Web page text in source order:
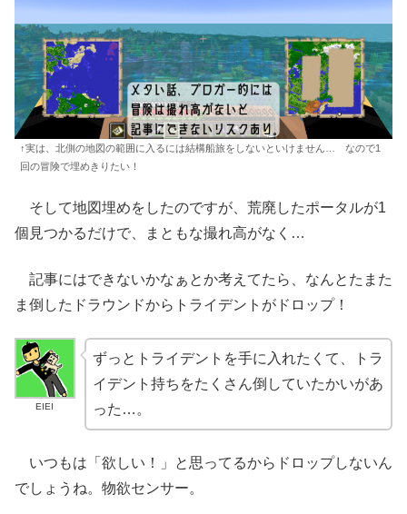
↑実は、北側の地図の範囲に入るには結構船旅をしないといけません… なので1
回の冒険で埋めきりたい！
そして地図埋めをしたのですが、荒廃したポータルが1
個見つかるだけで、まともな撮れ高がなく…
記事にはできないかなぁとか考えてたら、なんとたまた
ま倒したドラウンドからトライデントがドロップ！
EIEI
ずっとトライデントを手に入れたくて、トラ
イデント持ちをたくさん倒していたかいがあ
った…。
いつもは「欲しい！」と思ってるからドロップしないん
でしょうね。物欲センサー。